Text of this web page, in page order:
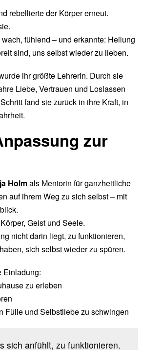
rebellierte der Körper erneut.
fühlend – und erkannte: Heilung
sind, uns selbst wieder zu lieben.
ihr größte Lehrerin. Durch sie
Liebe, Vertrauen und Loslassen
fand sie zurück in ihre Kraft, in
zur
Holmals Mentorin für ganzheitliche
auf ihrem Weg zu sich selbst – mit
Geist und Seele.
nicht darin liegt, zu funktionieren,
sich selbst wieder zu spüren.
Einladung:
zu erleben
Fülle und Selbstliebe zu schwingen
sich anfühlt, zu funktionieren.